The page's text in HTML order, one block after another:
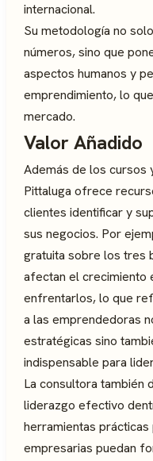
internacional.
Su metodología no
números, sino que
aspectos humanos y
emprendimiento, lo
mercado.
Valor Añadido
Además de los cursos
Pittaluga ofrece
clientes identificar y
sus negocios. Por
gratuita sobre los tres
afectan el crecimiento
enfrentarlos, lo que
a las emprendedoras
estratégicas sino
indispensable para
La consultora también
liderazgo efectivo
herramientas
empresarias puedan